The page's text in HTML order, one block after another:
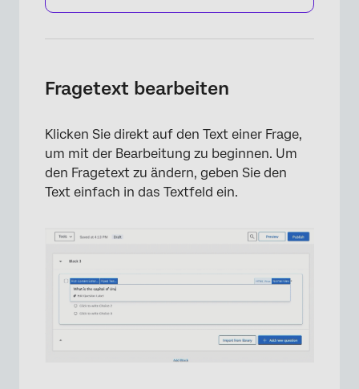
Fragetext bearbeiten
Klicken Sie direkt auf den Text einer Frage,
um mit der Bearbeitung zu beginnen. Um
den Fragetext zu ändern, geben Sie den
Text einfach in das Textfeld ein.